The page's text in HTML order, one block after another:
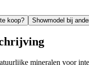
koop? Showmodel bij
mineralen voor